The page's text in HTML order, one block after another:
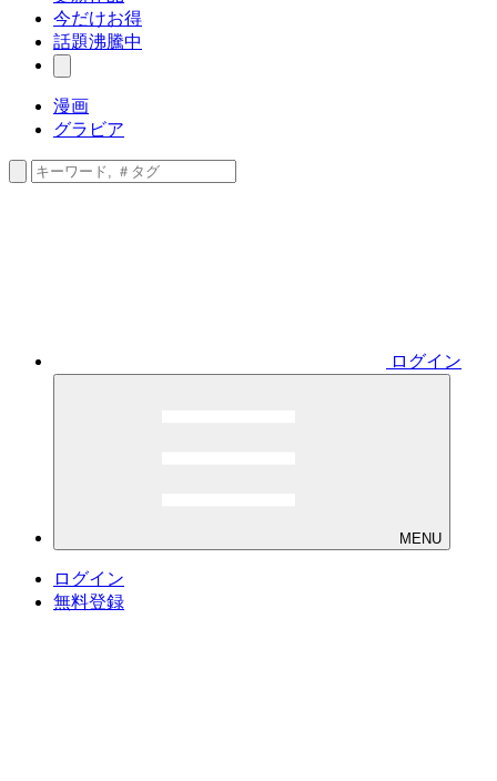
今だけお得
話題沸騰中
漫画
グラビア
ログイン
MENU
ログイン
無料登録